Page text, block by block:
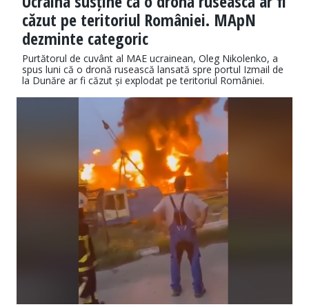
căzut pe teritoriul României. MApN
dezminte categoric
Purtătorul de cuvânt al MAE ucrainean, Oleg Nikolenko, a
spus luni că o dronă rusească lansată spre portul Izmail de
la Dunăre ar fi căzut și explodat pe teritoriul României.